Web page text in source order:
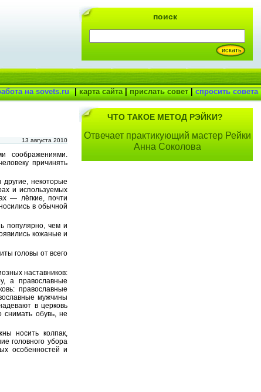
13 августа 2010
соображениями.
причинять
некоторые
и используемых
— лёгкие, почти
в обычной
популярно, чем и
кожаные и
головы от всего
наставников:
а православные
православные
мужчины
в церковь
обувь, не
носить колпак,
головного убора
особенностей и
ЧТО ТАКОЕ МЕТОД РЭЙКИ?
Отвечает практикующий мастер Рейки
Анна Соколова
поиск
на sovets.ru |карта сайта|прислать совет|спросить совета